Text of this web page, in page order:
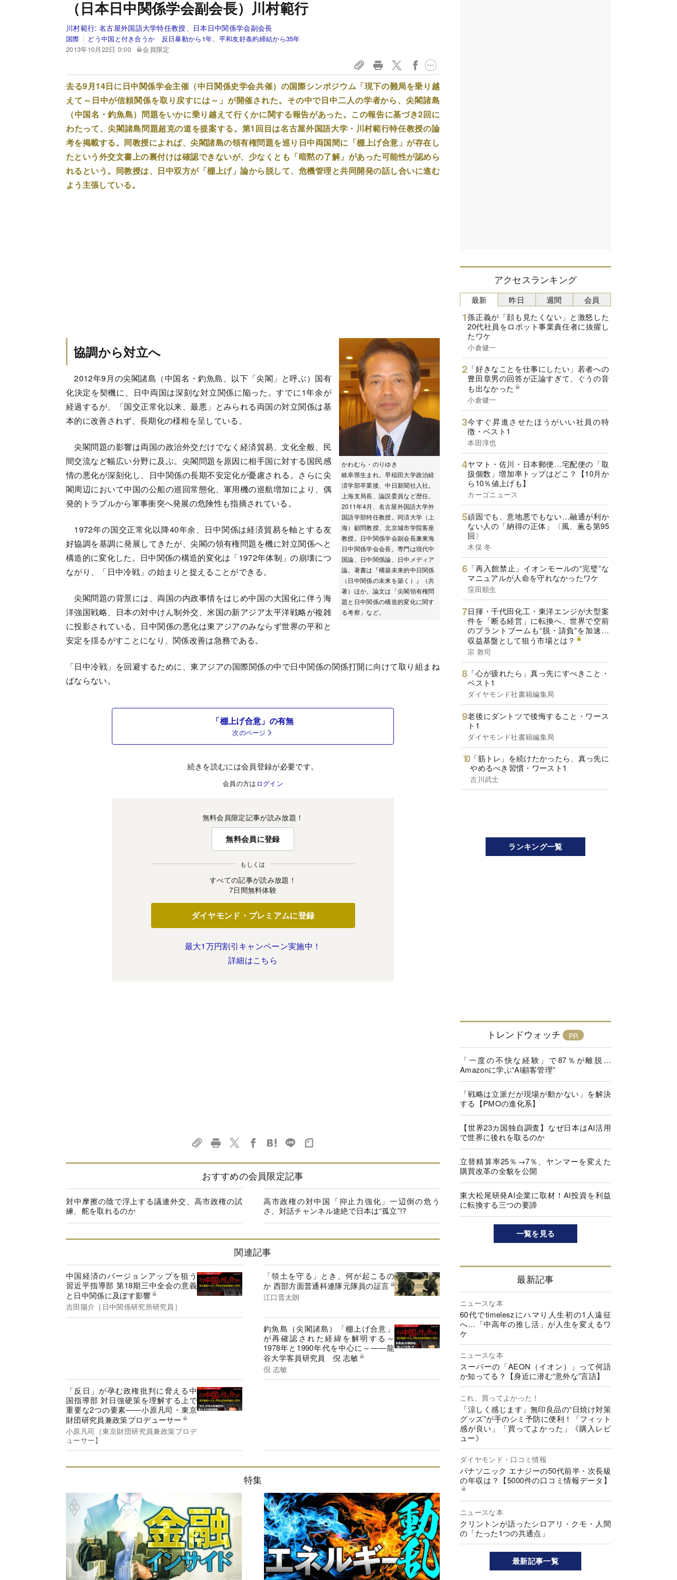
（日本日中関係学会副会長）川村範行
川村範行: 名古屋外国語大学特任教授、日本日中関係学会副会長
国際
どう中国と付き合うか 反日暴動から1年、平和友好条約締結から35年
2013年10月22日 0:00
会員限定
去る9月14日に日中関係学会主催（中日関係史学会共催）の国際シンポジウム「現下の難局を乗り越
えて～日中が信頼関係を取り戻すには～」が開催された。その中で日中二人の学者から、尖閣諸島
（中国名・釣魚島）問題をいかに乗り越えて行くかに関する報告があった。この報告に基づき2回に
わたって、尖閣諸島問題超克の道を提案する。第1回目は名古屋外国語大学・川村範行特任教授の論
考を掲載する。同教授によれば、尖閣諸島の領有権問題を巡り日中両国間に「棚上げ合意」が存在し
たという外交文書上の裏付けは確認できないが、少なくとも「暗黙の了解」があった可能性が認めら
れるという。同教授は、日中双方が「棚上げ」論から脱して、危機管理と共同開発の話し合いに進む
よう主張している。
かわむら・のりゆき
岐阜県生まれ。早稲田大学政治経
済学部卒業後、中日新聞社入社。
上海支局長、論説委員など歴任。
2011年4月、名古屋外国語大学外
国語学部特任教授。同済大学（上
海）顧問教授、北京城市学院客座
教授。日中関係学会副会長兼東海
日中関係学会会長。専門は現代中
国論、日中関係論、日中メディア
論。著書は『構築未来的中日関係
（日中関係の未来を築く）』（共
著）ほか。論文は「尖閣領有権問
題と日中関係の構造的変化に関す
る考察」など。
協調から対立へ
2012年9月の尖閣諸島（中国名・釣魚島、以下「尖閣」と呼ぶ）国有
化決定を契機に、日中両国は深刻な対立関係に陥った。すでに1年余が
経過するが、「国交正常化以来、最悪」とみられる両国の対立関係は基
本的に改善されず、長期化の様相を呈している。
尖閣問題の影響は両国の政治外交だけでなく経済貿易、文化全般、民
間交流など幅広い分野に及ぶ。尖閣問題を原因に相手国に対する国民感
情の悪化が深刻化し、日中関係の長期不安定化が憂慮される。さらに尖
閣周辺において中国の公船の巡回常態化、軍用機の巡航増加により、偶
発的トラブルから軍事衝突へ発展の危険性も指摘されている。
1972年の国交正常化以降40年余、日中関係は経済貿易を軸とする友
好協調を基調に発展してきたが、尖閣の領有権問題を機に対立関係へと
構造的に変化した。日中関係の構造的変化は「1972年体制」の崩壊につ
ながり、「日中冷戦」の始まりと捉えることができる。
尖閣問題の背景には、両国の内政事情をはじめ中国の大国化に伴う海
洋強国戦略、日本の対中けん制外交、米国の新アジア太平洋戦略が複雑
に投影されている。日中関係の悪化は東アジアのみならず世界の平和と
安定を揺るがすことになり、関係改善は急務である。
「日中冷戦」を回避するために、東アジアの国際関係の中で日中関係の関係打開に向けて取り組まね
ばならない。
「棚上げ合意」の有無
次のページ
続きを読むには会員登録が必要です。
会員の方は ログイン
無料会員限定記事が読み放題！
無料会員に登録
もしくは
すべての記事が読み放題！
7日間無料体験
ダイヤモンド・プレミアムに登録
最大1万円割引キャンペーン実施中！
詳細はこちら
おすすめの会員限定記事
対中摩擦の陰で浮上する議連外交、高市政権の試
練、舵を取れるのか
高市政権の対中国「抑止力強化」一辺倒の危う
さ、対話チャンネル途絶で日本は“孤立”!?
関連記事
中国経済のバージョンアップを狙う
習近平指導部 第18期三中全会の意義
と日中関係に及ぼす影響
吉田陽介［日中関係研究所研究員］
「領土を守る」とき、何が起こるの
か 西部方面普通科連隊元隊員の証言
江口晋太朗
釣魚島（尖閣諸島）「棚上げ合意」
が再確認された経緯を解明する～
1978年と1990年代を中心に～――龍
谷大学客員研究員 倪 志敏
倪 志敏
「反日」が孕む政権批判に脅える中
国指導部 対日強硬策を理解する上で
重要な2つの要素――小原凡司・東京
財団研究員兼政策プロデューサー
小原凡司［東京財団研究員兼政策プロデ
ューサー】
特集
アクセスランキング
最新
孫正義が「顔も見たくない」と激怒した
20代社員をロボット事業責任者に抜擢し
たワケ
小倉健一
「好きなことを仕事にしたい」若者への
豊田章男の回答が正論すぎて、ぐうの音
も出なかった
小倉健一
今すぐ昇進させたほうがいい社員の特
徴・ベスト1
本田淳也
ヤマト・佐川・日本郵便…宅配便の「取
扱個数」増加率トップはどこ？【10月か
ら10％値上げも】
カーゴニュース
頑固でも、意地悪でもない…融通が利か
ない人の「納得の正体」〈風、薫る第95
回〉
木俣 冬
「再入館禁止」イオンモールの“完璧”な
マニュアルが人命を守れなかったワケ
窪田順生
日揮・千代田化工・東洋エンジが大型案
件を「断る経営」に転換へ、世界で空前
のプラントブームも“脱・請負”を加速…
収益基盤として狙う市場とは？
宗 敦司
「心が疲れたら」真っ先にすべきこと・
ベスト1
ダイヤモンド社書籍編集局
老後にダントツで後悔すること・ワース
ト1
ダイヤモンド社書籍編集局
「筋トレ」を続けたかったら、真っ先に
やめるべき習慣・ワースト1
古川武士
昨日 週間 会員
ランキング一覧
トレンドウォッチ
「一度の不快な経験」で87％が離脱…
Amazonに学ぶ“AI顧客管理”
「戦略は立派だが現場が動かない」を解決
する【PMOの進化系】
【世界23カ国独自調査】なぜ日本はAI活用
で世界に後れを取るのか
立替精算率25％→7％、ヤンマーを変えた
購買改革の全貌を公開
東大松尾研発AI企業に取材！AI投資を利益
に転換する三つの要諦
一覧を見る
最新記事
ニュースな本
60代でtimeleszにハマり人生初の1人遠征
へ…「中高年の推し活」が人生を変えるワ
ケ
ニュースな本
スーパーの「AEON（イオン）」って何語
か知ってる？【身近に潜む“意外な”言語】
これ、買ってよかった！
「涼しく感じます」無印良品の“日焼け対策
グッズ”が手のシミ予防に便利！「フィット
感が良い」「買ってよかった」《購入レビ
ュー》
ダイヤモンド・口コミ情報
パナソニック エナジーの50代前半・次長級
の年収は？【5000件の口コミ情報データ】
ニュースな本
クリントンが語ったシロアリ・クモ・人間
の「たった1つの共通点」
最新記事一覧